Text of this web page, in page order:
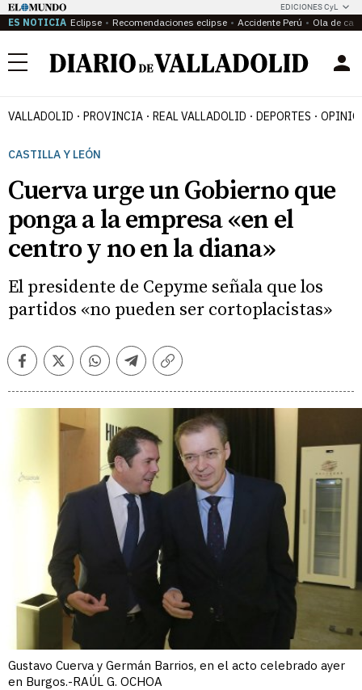
EDICIONES CyL
ES NOTICIA Eclipse Recomendaciones eclipse Accidente Perú Ola de
Menú
VALLADOLID PROVINCIA REAL VALLADOLID DEPORTES
CASTILLA Y LEÓN
Cuerva urge un Gobierno que
ponga a la empresa «en el
centro y no en la diana»
El presidente de Cepyme señala que los
partidos «no pueden ser cortoplacistas»
FacebookTwitterWhatsappTelegramCopiar
Gustavo Cuerva y Germán Barrios, en el acto celebrado ayer
en Burgos.-RAÚL G. OCHOA